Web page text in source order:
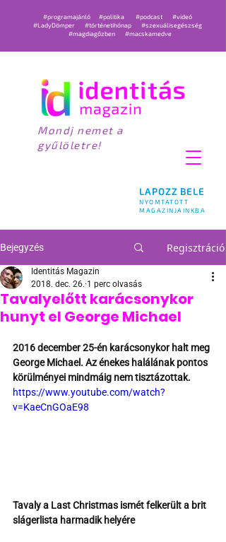
LAPOZZ BELE
NYOMTATOTT
MAGAZINJAINKBA
#programajánló #politika #podcast
#videó
#LadyDömper
#történetihónap
#szexuálisegészség
#magdiagőzben
#macskamedve
Mondj nemet a
gyűlöletre!
Bejegyzés Regisztráció
Tavalyelőtt karácsonykor
hunyt el George Michael
Identitás Magazin
2018. dec. 26. 1 perc olvasás
2016 december 25-én karácsonykor halt meg
George Michael. Az énekes halálának pontos
körülményei mindmáig nem tisztázottak.
https://www.youtube.com/watch?
v=KaeCnGOaE98
Tavaly a Last Christmas ismét felkerült a brit
slágerlista harmadik helyére